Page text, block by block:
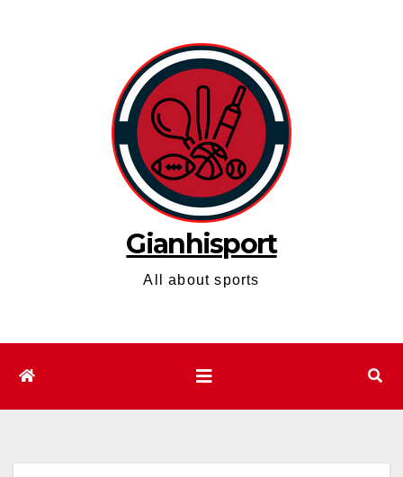
Gianhisport
All about sports